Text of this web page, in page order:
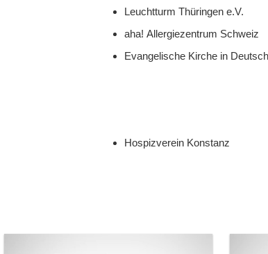
Leuchtturm Thüringen e.V.
aha! Allergiezentrum Schweiz
Evangelische Kirche in
Hospizverein Konstanz